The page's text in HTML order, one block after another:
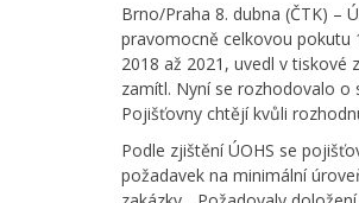
Brno/Praha 8. dubna (ČTK) –
pravomocně celkovou pokutu
2018 až 2021, uvedl v tiskové
zamítl. Nyní se rozhodovalo
Pojišťovny chtějí kvůli
Podle zjištění ÚOHS se
požadavek na minimální